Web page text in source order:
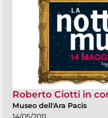
Roberto Ciotti in
Museo dell'Ara Pacis